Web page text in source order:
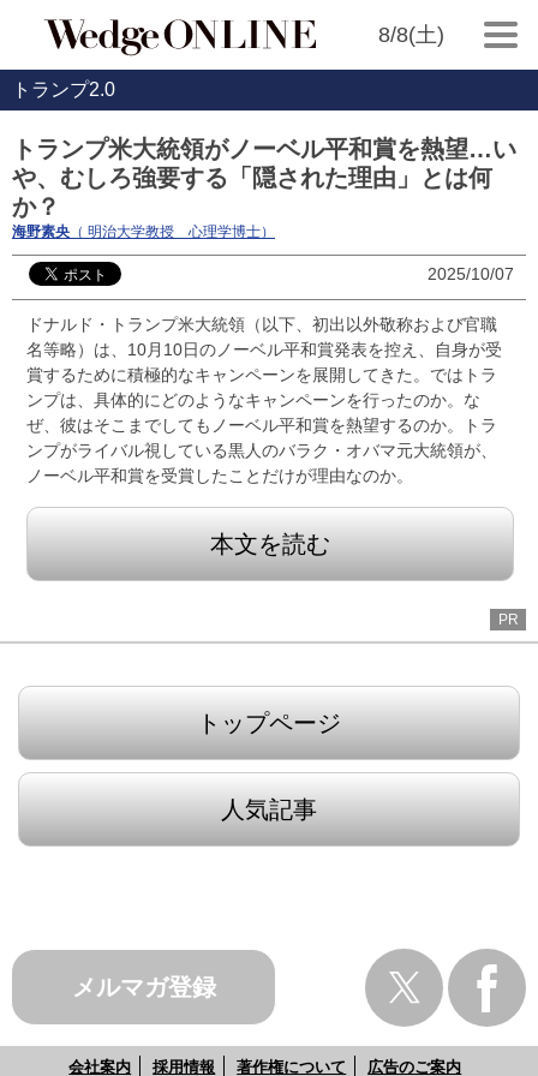
8/8(土)
トランプ2.0
トランプ米大統領がノーベル平和賞を熱望…い
や、むしろ強要する「隠された理由」とは何
か？
海野素央 （ 明治大学教授 心理学博士）
2025/10/07
ドナルド・トランプ米大統領（以下、初出以外敬称および官職
名等略）は、10月10日のノーベル平和賞発表を控え、自身が受
賞するために積極的なキャンペーンを展開してきた。ではトラ
ンプは、具体的にどのようなキャンペーンを行ったのか。な
ぜ、彼はそこまでしてもノーベル平和賞を熱望するのか。トラ
ンプがライバル視している黒人のバラク・オバマ元大統領が、
ノーベル平和賞を受賞したことだけが理由なのか。
本文を読む
PR
トップページ
人気記事
メルマガ登録
会社案内 採用情報 著作権について 広告のご案内